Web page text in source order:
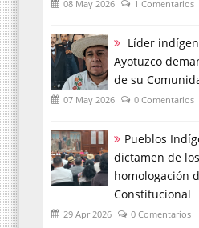
08 May 2026 1 Comentarios
Líder
Ayotuzco
de su
07 May 2026 0 Comentarios
Pueblos
dictamen de
homologación
Constitucional
29 Apr 2026 0 Comentarios